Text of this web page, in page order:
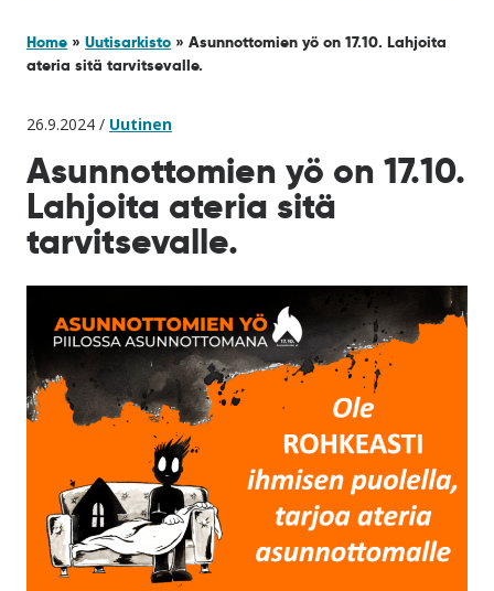
Home » Uutisarkisto » Asunnottomien yö on 17.10. Lahjoita
ateria sitä tarvitsevalle.
26.9.2024 / Uutinen
Asunnottomien yö on 17.10.
Lahjoita ateria sitä
tarvitsevalle.